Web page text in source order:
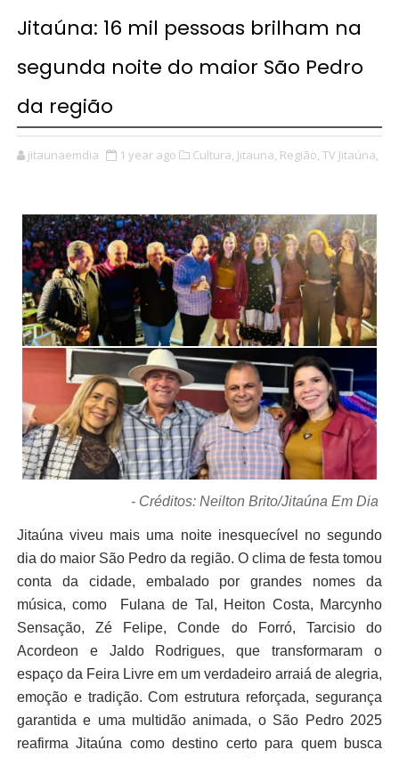
Jitaúna: 16 mil pessoas brilham na
segunda noite do maior São Pedro
da região
jitaunaemdia 1 year ago Cultura, Jitauna, Região, TV Jitaúna,
- Créditos: Neilton Brito/Jitaúna Em Dia
Jitaúna viveu mais uma noite inesquecível no segundo
dia do maior São Pedro da região. O clima de festa tomou
conta da cidade, embalado por grandes nomes da
música, como Fulana de Tal, Heiton Costa, Marcynho
Sensação, Zé Felipe, Conde do Forró, Tarcisio do
Acordeon e Jaldo Rodrigues, que transformaram o
espaço da Feira Livre em um verdadeiro arraiá de alegria,
emoção e tradição. Com estrutura reforçada, segurança
garantida e uma multidão animada, o São Pedro 2025
reafirma Jitaúna como destino certo para quem busca